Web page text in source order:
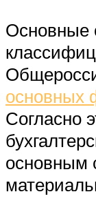
Основные
основных
Согласно
основным